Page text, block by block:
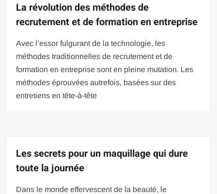
La révolution des méthodes de
recrutement et de formation en entreprise
Avec l’essor fulgurant de la technologie, les
méthodes traditionnelles de recrutement et de
formation en entreprise sont en pleine mutation. Les
méthodes éprouvées autrefois, basées sur des
entretiens en tête-à-tête
Les secrets pour un maquillage qui dure
toute la journée
Dans le monde effervescent de la beauté, le